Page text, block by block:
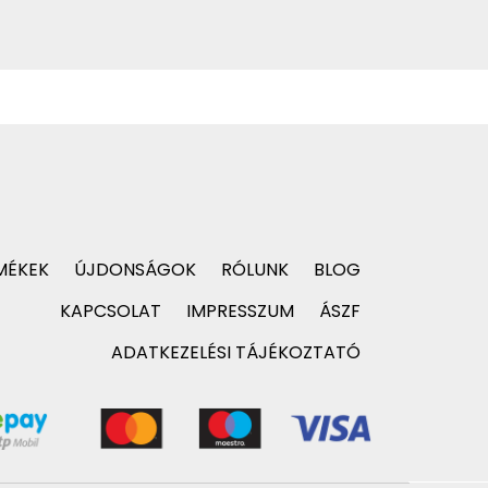
ÚJDONSÁGOK RÓLUNK
BLOG
KAPCSOLAT
IMPRESSZUM
ÁSZF
ADATKEZELÉSI TÁJÉKOZTATÓ